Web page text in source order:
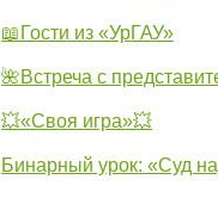
📖Гости из «УрГАУ»
🌺Встреча с
💥«Своя игра»💥
Бинарный урок: «Суд